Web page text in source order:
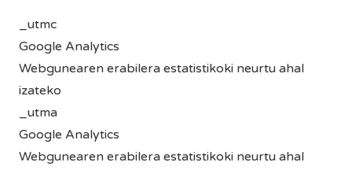
_utmc
Google Analytics
Webgunearen erabilera estatistikoki neurtu ahal
izateko
_utma
Google Analytics
Webgunearen erabilera estatistikoki neurtu ahal